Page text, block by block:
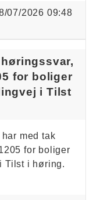
07/2026 09:48
for boliger
i Tilst
med tak
for boliger
Tilst i høring.